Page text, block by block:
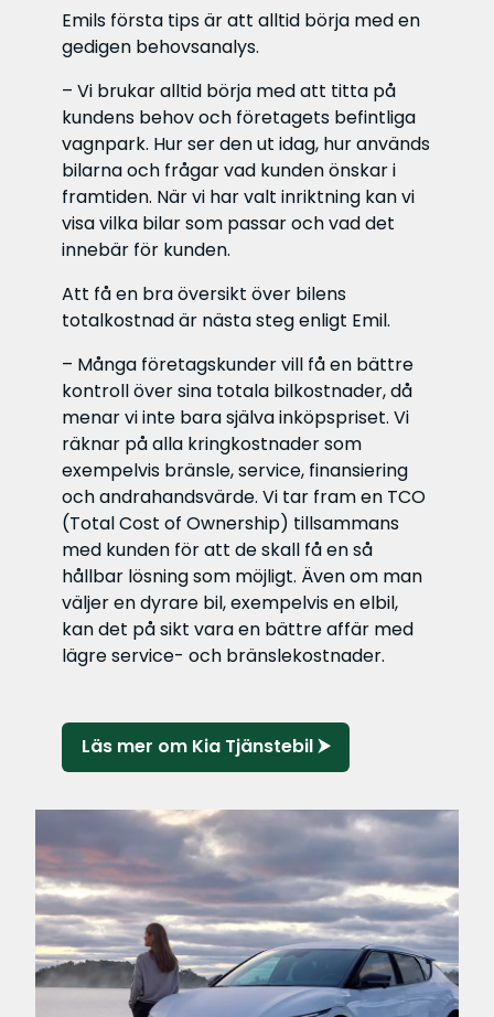
Emils första tips är att alltid börja med en
gedigen behovsanalys.
– Vi brukar alltid börja med att titta på
kundens behov och företagets befintliga
vagnpark. Hur ser den ut idag, hur används
bilarna och frågar vad kunden önskar i
framtiden. När vi har valt inriktning kan vi
visa vilka bilar som passar och vad det
innebär för kunden.
Att få en bra översikt över bilens
totalkostnad är nästa steg enligt Emil.
– Många företagskunder vill få en bättre
kontroll över sina totala bilkostnader, då
menar vi inte bara själva inköpspriset. Vi
räknar på alla kringkostnader som
exempelvis bränsle, service, finansiering
och andrahandsvärde. Vi tar fram en TCO
(Total Cost of Ownership) tillsammans
med kunden för att de skall få en så
hållbar lösning som möjligt. Även om man
väljer en dyrare bil, exempelvis en elbil,
kan det på sikt vara en bättre affär med
lägre service- och bränslekostnader.
Läs mer om Kia Tjänstebil ⮞